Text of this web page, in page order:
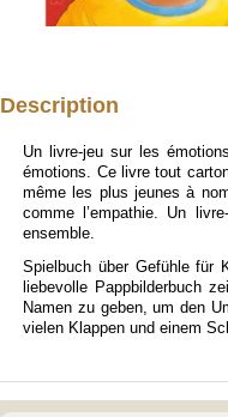
Description
Un livre-jeu sur les
émotions. Ce livre tout
même les plus jeunes à
comme l’empathie. Un
ensemble.
Spielbuch über Gefühle für
liebevolle Pappbilderbuch
Namen zu geben, um den
vielen Klappen und einem